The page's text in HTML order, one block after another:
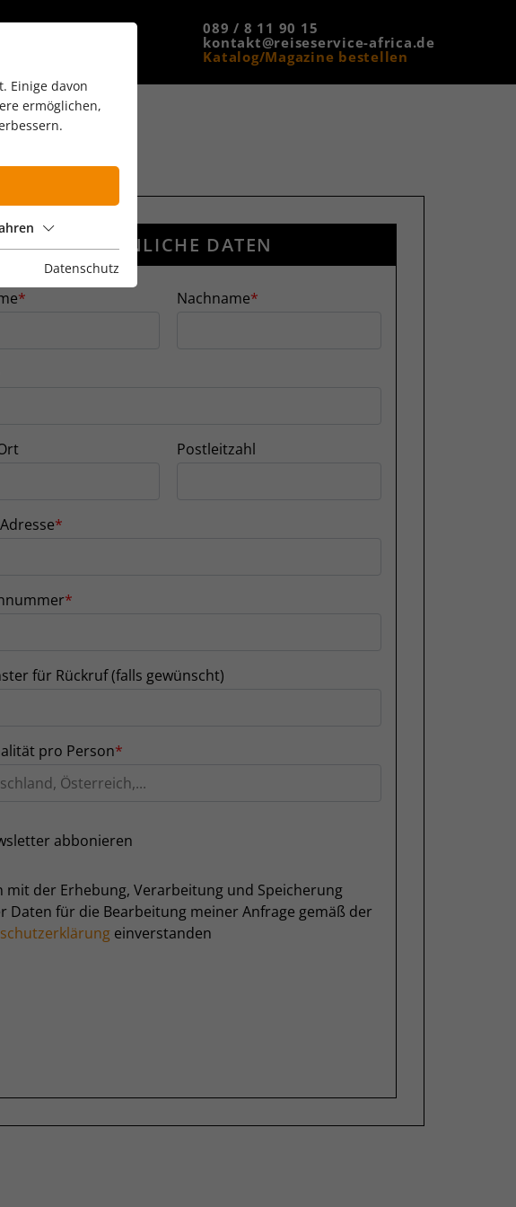
089 / 8 11 90 15
kontakt@reiseservice-africa.de
Katalog/Magazine bestellen
PERSÖNLICHE DATEN
Nachname
Postleitzahl
für Rückruf (falls gewünscht)
pro Person
abbonieren
mit der Erhebung, Verarbeitung und Speicherung
Daten für die Bearbeitung meiner Anfrage gemäß der
einverstanden
Einige davon
ermöglichen,
Datenschutz